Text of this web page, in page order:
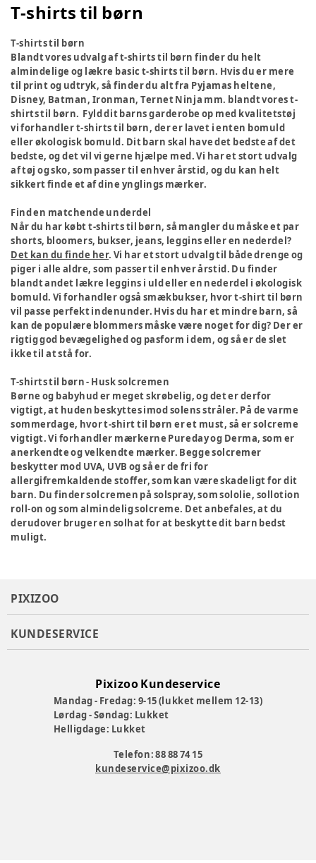
T-shirts til børn
T-shirts til børn
Blandt vores udvalg af t-shirts til børn finder du helt
almindelige og lækre basic t-shirts til børn. Hvis du er mere
til print og udtryk, så finder du alt fra Pyjamas heltene,
Disney, Batman, Ironman, Ternet Ninja mm. blandt vores t-
shirts til børn. Fyld dit barns garderobe op med kvalitetstøj
vi forhandler t-shirts til børn, der er lavet i enten bomuld
eller økologisk bomuld. Dit barn skal have det bedste af det
bedste, og det vil vi gerne hjælpe med. Vi har et stort udvalg
af tøj og sko, som passer til enhver årstid, og du kan helt
sikkert finde et af dine ynglings mærker.
Find en matchende underdel
Når du har købt t-shirts til børn, så mangler du måske et par
shorts, bloomers, bukser, jeans, leggins eller en nederdel?
Det kan du finde her. Vi har et stort udvalg til både drenge og
piger i alle aldre, som passer til enhver årstid. Du finder
blandt andet lækre leggins i uld eller en nederdel i økologisk
bomuld. Vi forhandler også smækbukser, hvor t-shirt til børn
vil passe perfekt indenunder. Hvis du har et mindre barn, så
kan de populære blommers måske være noget for dig? Der er
rigtig god bevægelighed og pasform i dem, og så er de slet
ikke til at stå for.
T-shirts til børn - Husk solcremen
Børne og babyhud er meget skrøbelig, og det er derfor
vigtigt, at huden beskyttes imod solens stråler. På de varme
sommerdage, hvor t-shirt til børn er et must, så er solcreme
vigtigt. Vi forhandler mærkerne Pureday og Derma, som er
anerkendte og velkendte mærker. Begge solcremer
beskytter mod UVA, UVB og så er de fri for
allergifremkaldende stoffer, som kan være skadeligt for dit
barn. Du finder solcremen på solspray, som sololie, sollotion
roll-on og som almindelig solcreme. Det anbefales, at du
derudover bruger en solhat for at beskytte dit barn bedst
muligt.
PIXIZOO
KUNDESERVICE
Pixizoo Kundeservice
Mandag - Fredag: 9-15 (lukket mellem 12-13)
Lørdag - Søndag: Lukket
Helligdage: Lukket
Telefon: 88 88 74 15
kundeservice@pixizoo.dk